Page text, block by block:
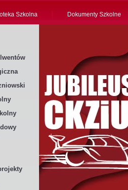
Szkolna Dokumenty Szkolne